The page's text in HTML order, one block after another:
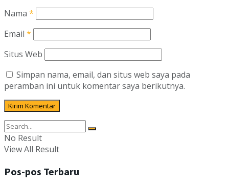
Nama *
Email *
Situs Web
Simpan nama, email, dan situs web saya pada
peramban ini untuk komentar saya berikutnya.
No Result
View All Result
Pos-pos Terbaru